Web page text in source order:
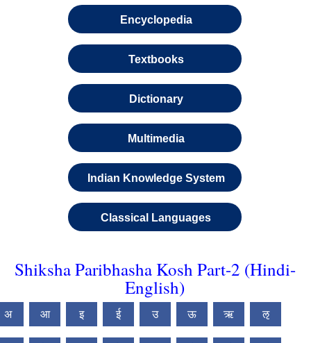
Encyclopedia
Textbooks
Dictionary
Multimedia
Indian Knowledge System
Classical Languages
Shiksha Paribhasha Kosh Part-2 (Hindi-
English)
अ आ इ ई उ ऊ ऋ ऌ